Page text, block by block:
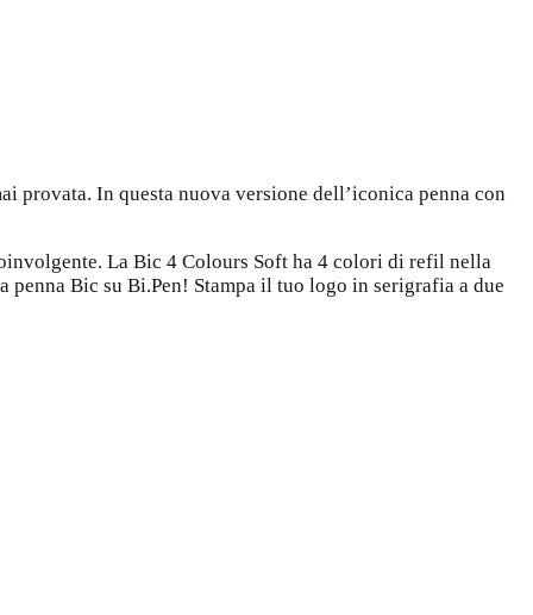
provata. In questa nuova versione dell’iconica penna con
La Bic 4 Colours Soft ha 4 colori di refil nella
Bic su Bi.Pen! Stampa il tuo logo in serigrafia a due